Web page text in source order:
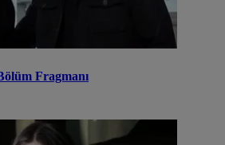
Fragmanı